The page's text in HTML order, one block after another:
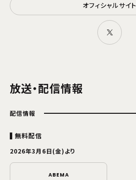
オフィシャルサイト
放送・配信情報
配信情報
無料配信
2026年3月6日(金)より
ABEMA